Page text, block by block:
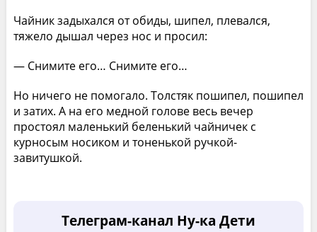
Чайник задыхался от обиды, шипел, плевался,
тяжело дышал через нос и просил:
— Снимите его… Снимите его…
Но ничего не помогало. Толстяк пошипел, пошипел
и затих. А на его медной голове весь вечер
простоял маленький беленький чайничек с
курносым носиком и тоненькой ручкой-
завитушкой.
Телеграм-канал Ну-ка Дети